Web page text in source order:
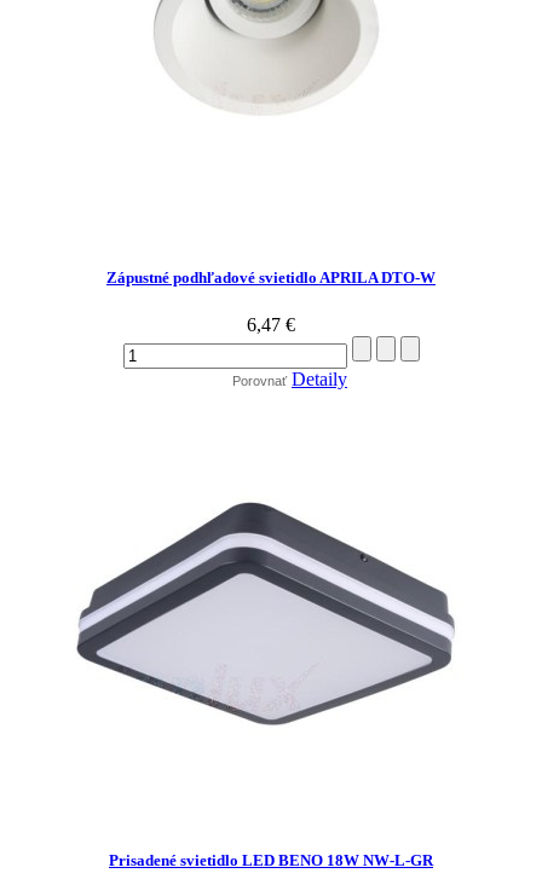
Zápustné podhľadové svietidlo APRILA DTO-W
6,47 €
Porovnať Detaily
Prisadené svietidlo LED BENO 18W NW-L-GR